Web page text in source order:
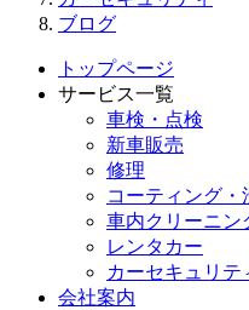
ブログ
トップページ
サービス一覧
車検・点検
新車販売
修理
コーティング・
車内クリーニン
レンタカー
カーセキュリテ
会社案内